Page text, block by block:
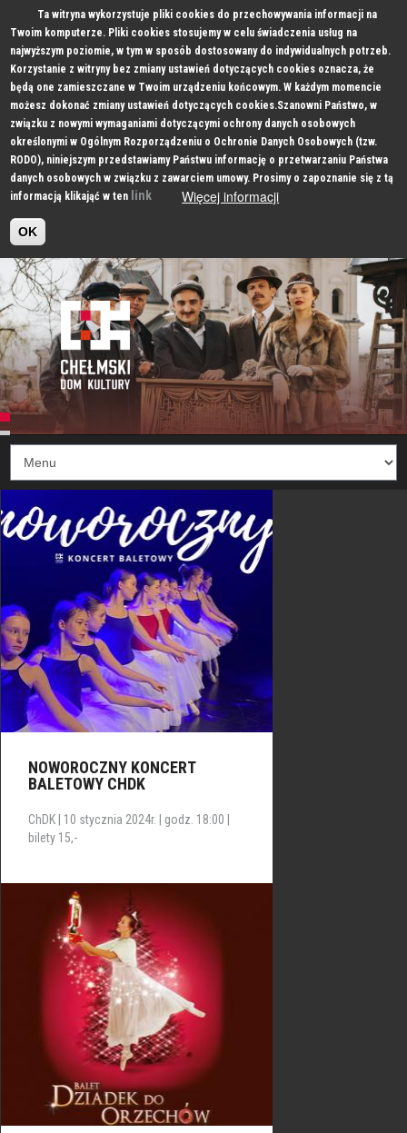
Ta witryna wykorzystuje pliki cookies do przechowywania informacji na
Twoim komputerze. Pliki cookies stosujemy w celu świadczenia usług na
najwyższym poziomie, w tym w sposób dostosowany do indywidualnych potrzeb.
Korzystanie z witryny bez zmiany ustawień dotyczących cookies oznacza, że
będą one zamieszczane w Twoim urządzeniu końcowym. W każdym momencie
możesz dokonać zmiany ustawień dotyczących cookies.Szanowni Państwo, w
związku z nowymi wymaganiami dotyczącymi ochrony danych osobowych
określonymi w Ogólnym Rozporządzeniu o Ochronie Danych Osobowych (tzw.
RODO), niniejszym przedstawiamy Państwu informację o przetwarzaniu Państwa
danych osobowych w związku z zawarciem umowy. Prosimy o zapoznanie się z tą
informacją klikająć w ten link Więcej informacji
OK
NOWOROCZNY KONCERT
BALETOWY CHDK
ChDK | 10 stycznia 2024r. | godz. 18:00 |
bilety 15,-